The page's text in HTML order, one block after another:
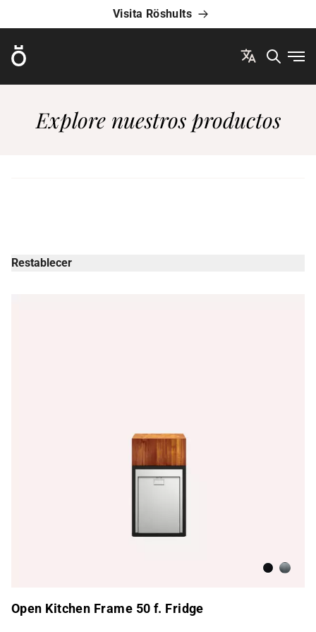
Visita Röshults
Röshults
Explore nuestros productos
Restablecer
Antracita
Acero
Open Kitchen Frame 50 f. Fridge